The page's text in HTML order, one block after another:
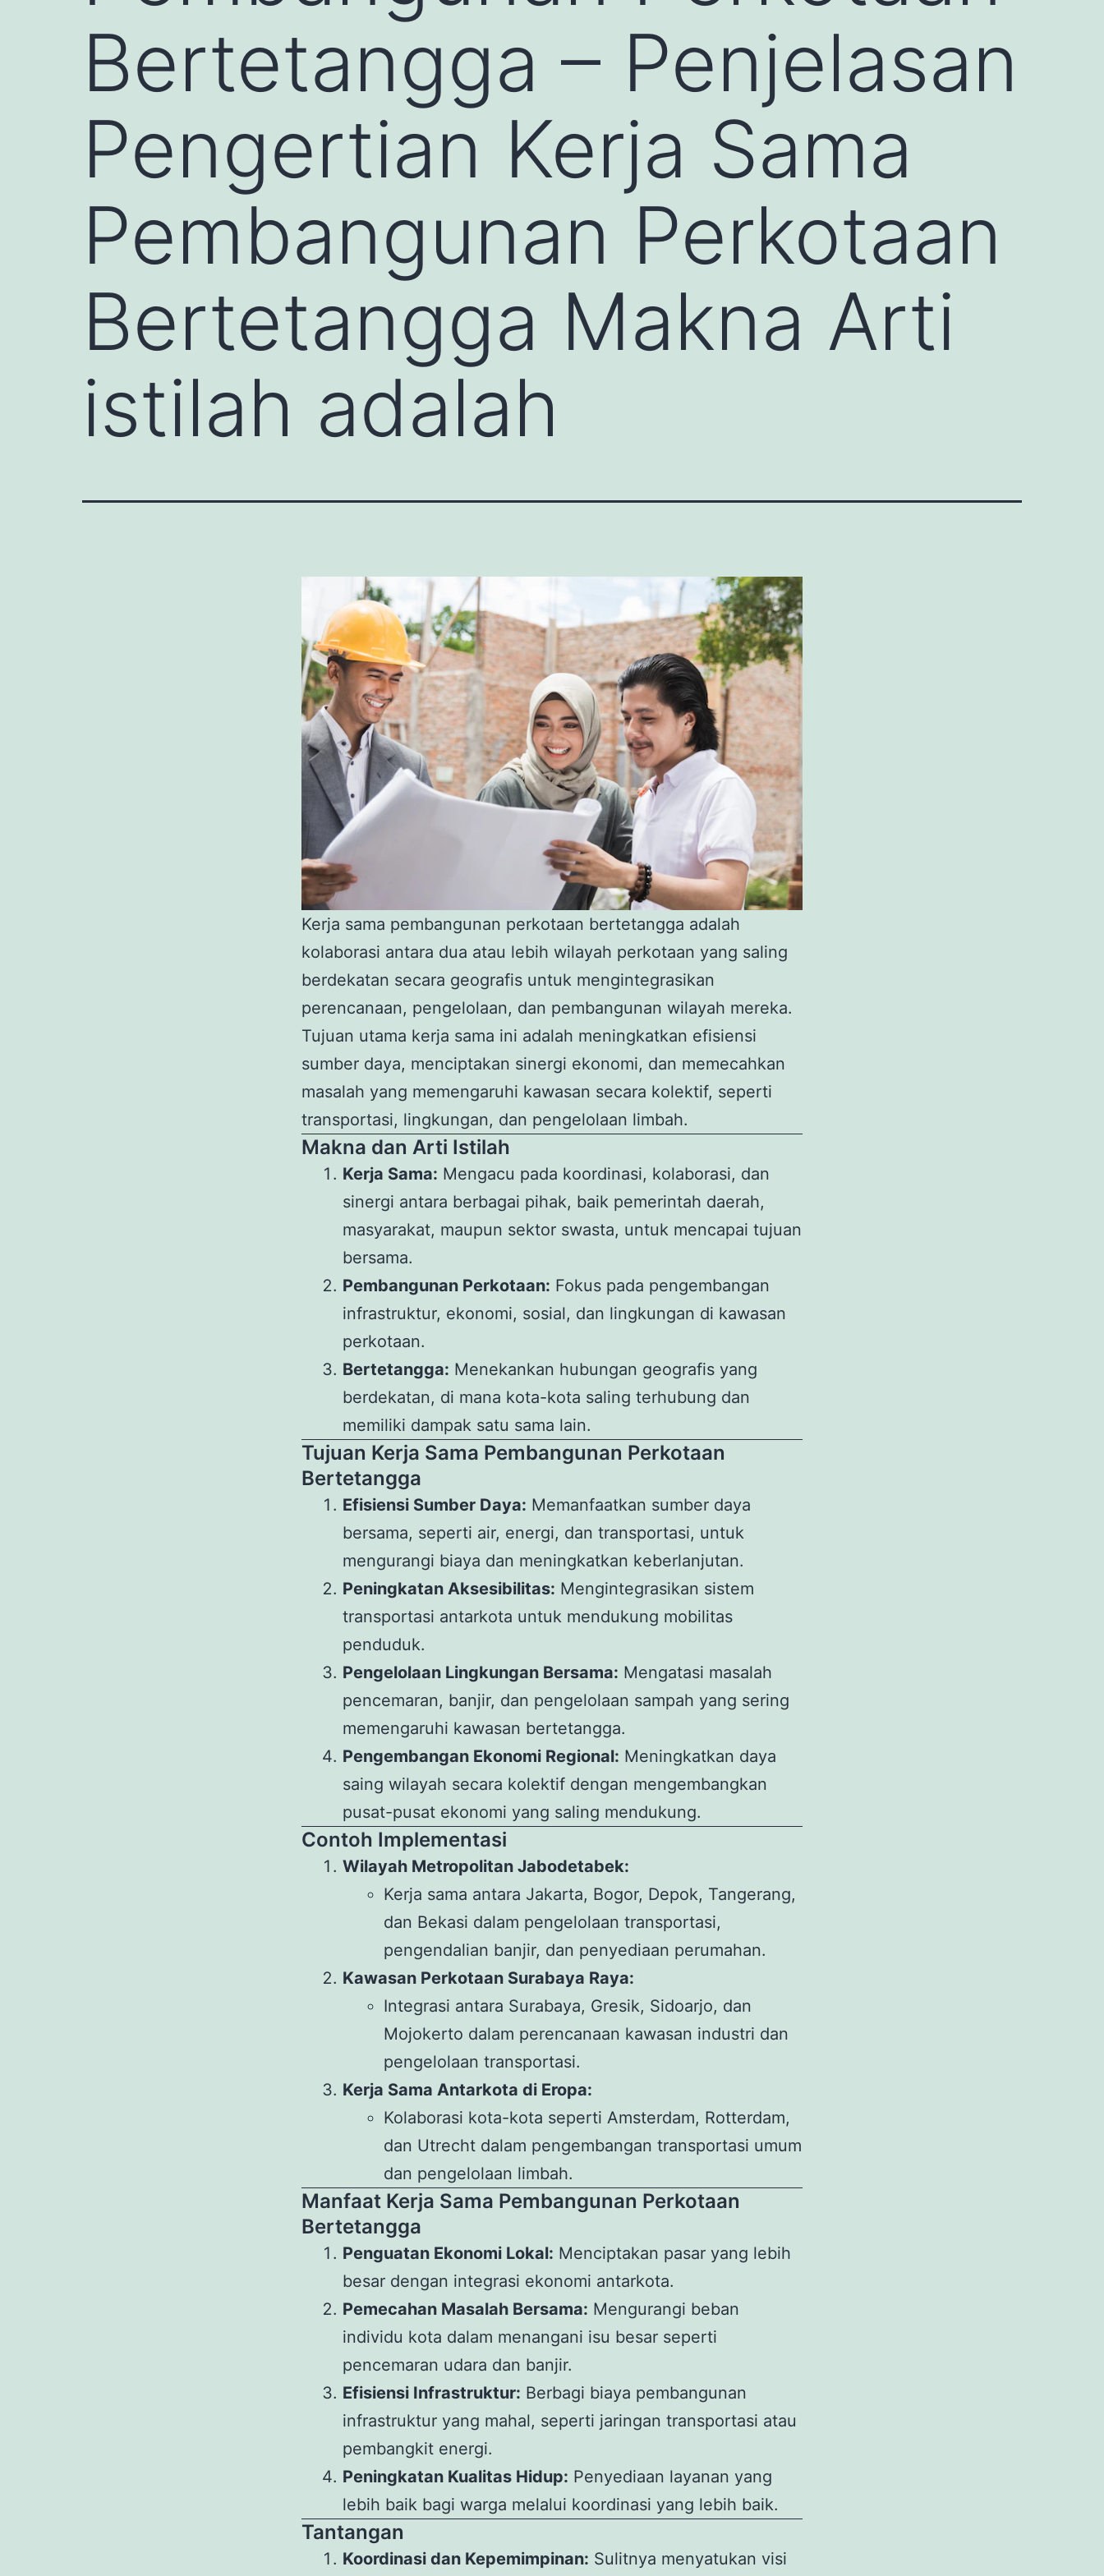
Bertetangga – Penjelasan
Pengertian Kerja Sama
Pembangunan Perkotaan
Bertetangga Makna Arti
istilah adalah
Kerja sama pembangunan perkotaan bertetangga adalah
kolaborasi antara dua atau lebih wilayah perkotaan yang saling
berdekatan secara geografis untuk mengintegrasikan
perencanaan, pengelolaan, dan pembangunan wilayah mereka.
Tujuan utama kerja sama ini adalah meningkatkan efisiensi
sumber daya, menciptakan sinergi ekonomi, dan memecahkan
masalah yang memengaruhi kawasan secara kolektif, seperti
transportasi, lingkungan, dan pengelolaan limbah.
Makna dan Arti Istilah
Kerja Sama: Mengacu pada koordinasi, kolaborasi, dan
sinergi antara berbagai pihak, baik pemerintah daerah,
masyarakat, maupun sektor swasta, untuk mencapai tujuan
bersama.
Pembangunan Perkotaan: Fokus pada pengembangan
infrastruktur, ekonomi, sosial, dan lingkungan di kawasan
perkotaan.
Bertetangga: Menekankan hubungan geografis yang
berdekatan, di mana kota-kota saling terhubung dan
memiliki dampak satu sama lain.
Tujuan Kerja Sama Pembangunan Perkotaan
Bertetangga
Efisiensi Sumber Daya: Memanfaatkan sumber daya
bersama, seperti air, energi, dan transportasi, untuk
mengurangi biaya dan meningkatkan keberlanjutan.
Peningkatan Aksesibilitas: Mengintegrasikan sistem
transportasi antarkota untuk mendukung mobilitas
penduduk.
Pengelolaan Lingkungan Bersama: Mengatasi masalah
pencemaran, banjir, dan pengelolaan sampah yang sering
memengaruhi kawasan bertetangga.
Pengembangan Ekonomi Regional: Meningkatkan daya
saing wilayah secara kolektif dengan mengembangkan
pusat-pusat ekonomi yang saling mendukung.
Contoh Implementasi
Wilayah Metropolitan Jabodetabek:
Kerja sama antara Jakarta, Bogor, Depok, Tangerang,
dan Bekasi dalam pengelolaan transportasi,
pengendalian banjir, dan penyediaan perumahan.
Kawasan Perkotaan Surabaya Raya:
Integrasi antara Surabaya, Gresik, Sidoarjo, dan
Mojokerto dalam perencanaan kawasan industri dan
pengelolaan transportasi.
Kerja Sama Antarkota di Eropa:
Kolaborasi kota-kota seperti Amsterdam, Rotterdam,
dan Utrecht dalam pengembangan transportasi umum
dan pengelolaan limbah.
Manfaat Kerja Sama Pembangunan Perkotaan
Bertetangga
Penguatan Ekonomi Lokal: Menciptakan pasar yang lebih
besar dengan integrasi ekonomi antarkota.
Pemecahan Masalah Bersama: Mengurangi beban
individu kota dalam menangani isu besar seperti
pencemaran udara dan banjir.
Efisiensi Infrastruktur: Berbagi biaya pembangunan
infrastruktur yang mahal, seperti jaringan transportasi atau
pembangkit energi.
Peningkatan Kualitas Hidup: Penyediaan layanan yang
lebih baik bagi warga melalui koordinasi yang lebih baik.
Tantangan
Koordinasi dan Kepemimpinan: Sulitnya menyatukan visi